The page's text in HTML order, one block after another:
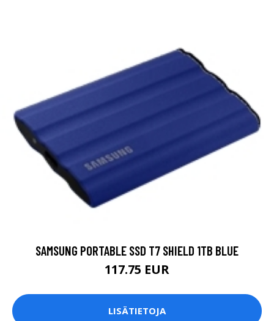
SAMSUNG PORTABLE SSD T7 SHIELD 1TB BLUE
117.75 EUR
LISÄTIETOJA